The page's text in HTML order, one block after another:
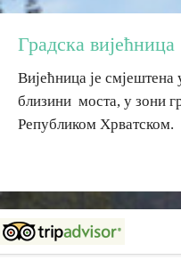
Еко туризам
Гастрономија
Сеоски туризам
Градска вијећница
Вијећница је
близини моста, у зони
Републиком Хрватском.